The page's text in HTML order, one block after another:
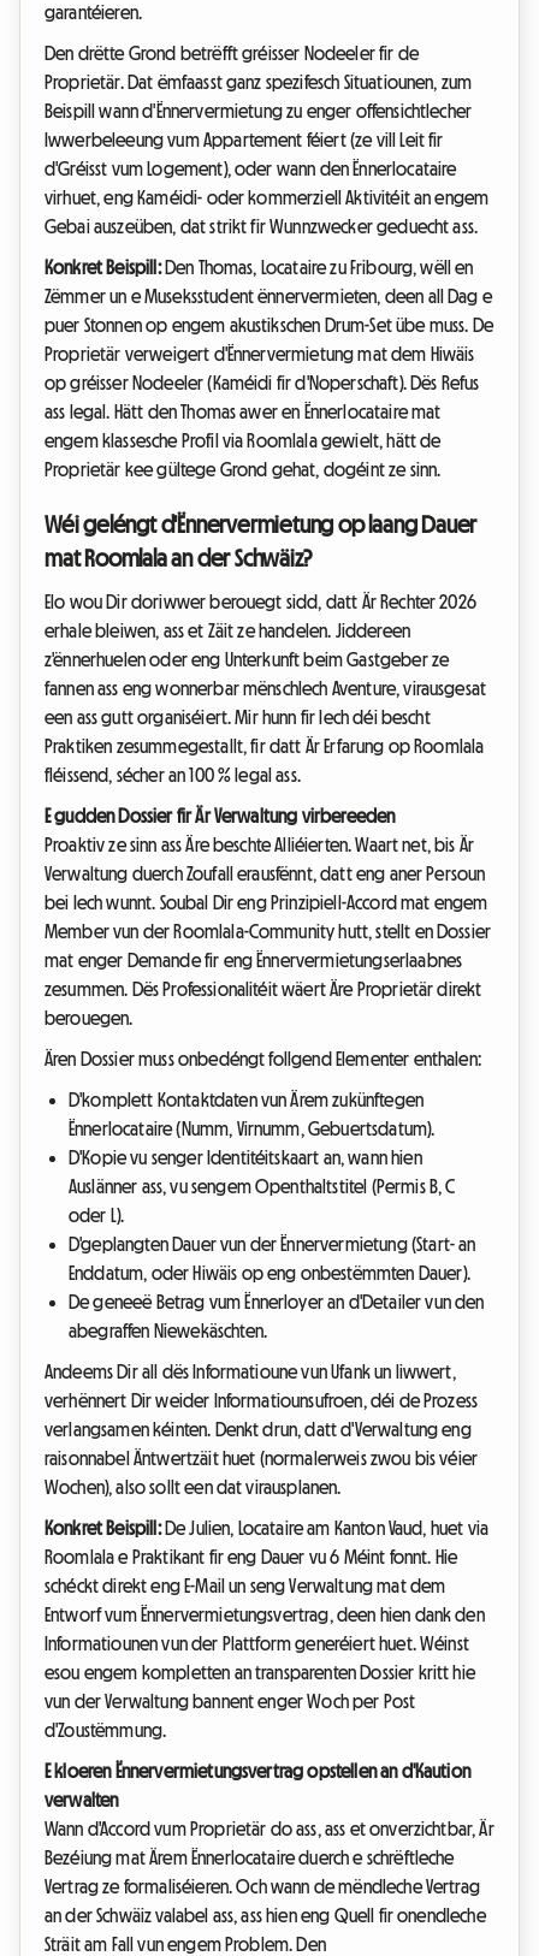
garantéieren.
Den drëtte Grond betrëfft gréisser Nodeeler fir de
Proprietär. Dat ëmfaasst ganz spezifesch Situatiounen, zum
Beispill wann d'Ënnervermietung zu enger offensichtlecher
Iwwerbeleeung vum Appartement féiert (ze vill Leit fir
d'Gréisst vum Logement), oder wann den Ënnerlocataire
virhuet, eng Kaméidi- oder kommerziell Aktivitéit an engem
Gebai auszeüben, dat strikt fir Wunnzwecker geduecht ass.
Konkret Beispill:Den Thomas, Locataire zu Fribourg, wëll en
Zëmmer un e Museksstudent ënnervermieten, deen all Dag e
puer Stonnen op engem akustikschen Drum-Set übe muss. De
Proprietär verweigert d'Ënnervermietung mat dem Hiwäis
op gréisser Nodeeler (Kaméidi fir d'Noperschaft). Dës Refus
ass legal. Hätt den Thomas awer en Ënnerlocataire mat
engem klassesche Profil via Roomlala gewielt, hätt de
Proprietär kee gültege Grond gehat, dogéint ze sinn.
Wéi geléngt d'Ënnervermietung op laang Dauer
mat Roomlala an der Schwäiz?
Elo wou Dir doriwwer berouegt sidd, datt Är Rechter 2026
erhale bleiwen, ass et Zäit ze handelen. Jiddereen
z'ënnerhuelen oder eng Unterkunft beim Gastgeber ze
fannen ass eng wonnerbar mënschlech Aventure, virausgesat
een ass gutt organiséiert. Mir hunn fir Iech déi bescht
Praktiken zesummegestallt, fir datt Är Erfarung op Roomlala
fléissend, sécher an 100 % legal ass.
E gudden Dossier fir Är Verwaltung virbereeden
Proaktiv ze sinn ass Äre beschte Alliéierten. Waart net, bis Är
Verwaltung duerch Zoufall erausfënnt, datt eng aner Persoun
bei Iech wunnt. Soubal Dir eng Prinzipiell-Accord mat engem
Member vun der Roomlala-Community hutt, stellt en Dossier
mat enger Demande fir eng Ënnervermietungserlaabnes
zesummen. Dës Professionalitéit wäert Äre Proprietär direkt
berouegen.
Ären Dossier muss onbedéngt follgend Elementer enthalen:
D'komplett Kontaktdaten vun Ärem zukünftegen
Ënnerlocataire (Numm, Virnumm, Gebuertsdatum).
D'Kopie vu senger Identitéitskaart an, wann hien
Auslänner ass, vu sengem Openthaltstitel (Permis B, C
oder L).
D'geplangten Dauer vun der Ënnervermietung (Start- an
Enddatum, oder Hiwäis op eng onbestëmmten Dauer).
De geneeë Betrag vum Ënnerloyer an d'Detailer vun den
abegraffen Niewekäschten.
Andeems Dir all dës Informatioune vun Ufank un liwwert,
verhënnert Dir weider Informatiounsufroen, déi de Prozess
verlangsamen kéinten. Denkt drun, datt d'Verwaltung eng
raisonnabel Äntwertzäit huet (normalerweis zwou bis véier
Wochen), also sollt een dat virausplanen.
Konkret Beispill:De Julien, Locataire am Kanton Vaud, huet via
Roomlala e Praktikant fir eng Dauer vu 6 Méint fonnt. Hie
schéckt direkt eng E-Mail un seng Verwaltung mat dem
Entworf vum Ënnervermietungsvertrag, deen hien dank den
Informatiounen vun der Plattform generéiert huet. Wéinst
esou engem kompletten an transparenten Dossier kritt hie
vun der Verwaltung bannent enger Woch per Post
d'Zoustëmmung.
E kloeren Ënnervermietungsvertrag opstellen an d'Kaution
verwalten
Wann d'Accord vum Proprietär do ass, ass et onverzichtbar, Är
Bezéiung mat Ärem Ënnerlocataire duerch e schrëftleche
Vertrag ze formaliséieren. Och wann de mëndleche Vertrag
an der Schwäiz valabel ass, ass hien eng Quell fir onendleche
Sträit am Fall vun engem Problem. Den